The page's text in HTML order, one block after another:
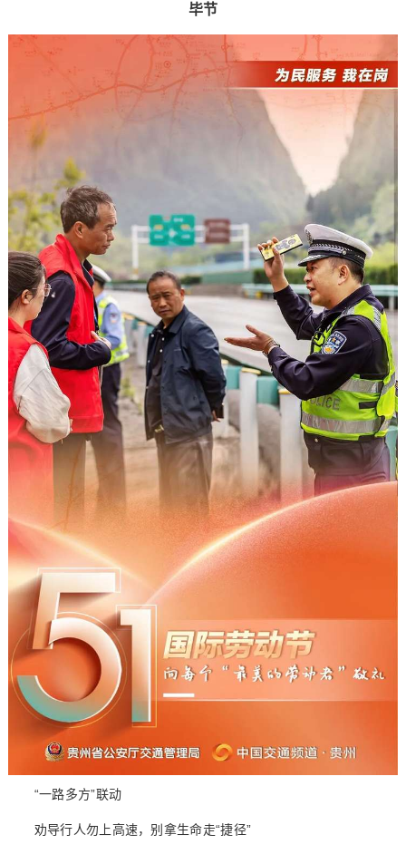
毕节
“一路多方”联动
劝导行人勿上高速，别拿生命走“捷径”